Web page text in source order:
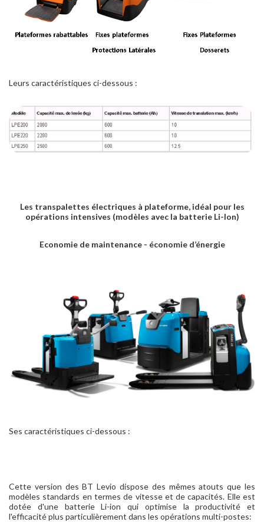
Leurs caractéristiques ci-dessous :
Les transpalettes électriques à plateforme, idéal pour les
opérations intensives (modèles avec la batterie Li-Ion)
Economie de maintenance - économie d’énergie
Ses caractéristiques ci-dessous :
Cette version des BT Levio dispose des mêmes atouts que les
modèles standards en termes de vitesse et de capacités. Elle est
dotée d'une batterie Li-ion qui optimise la productivité et
l'efficacité plus particulièrement dans les opérations multi-postes: